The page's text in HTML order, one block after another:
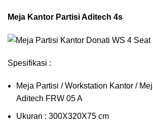
Meja Kantor Partisi Aditech 4s
Spesifikasi :
Meja Partisi / Workstation Kantor /
Aditech FRW 05 A
Ukuran : 300X320X75 cm